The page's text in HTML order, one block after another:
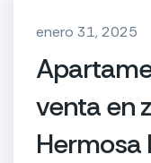
enero 31, 2025
venta en
Hermosa